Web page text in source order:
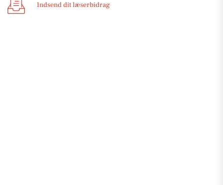
Indsend dit læserbidrag